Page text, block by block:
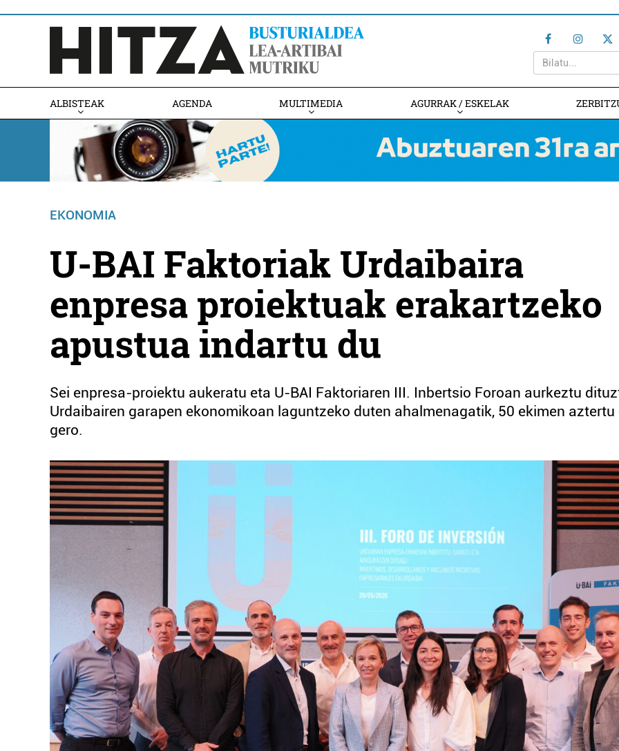
ALBISTEAK AGENDA MULTIMEDIA AGURRAK / ESKELAK
EKONOMIA
U-BAI Faktoriak Urdaibaira
enpresa proiektuak erakartzeko
apustua indartu du
Sei enpresa-proiektu aukeratu eta U-BAI Faktoriaren III. Inbertsio Foroan aurkeztu
Urdaibairen garapen ekonomikoan laguntzeko duten ahalmenagatik, 50 ekimen aztertu
gero.